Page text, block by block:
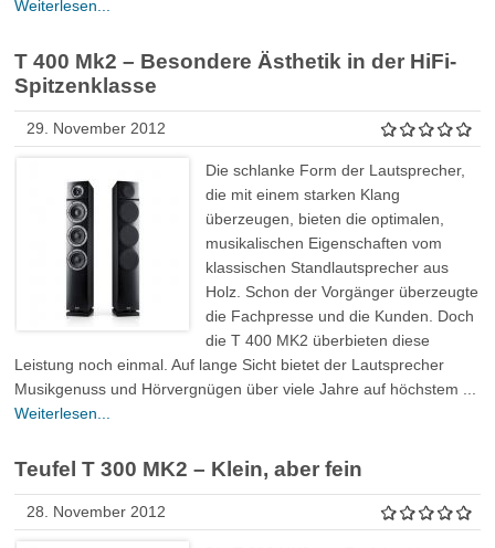
Weiterlesen...
T 400 Mk2 – Besondere Ästhetik in der HiFi-
Spitzenklasse
29. November 2012
Die schlanke Form der Lautsprecher,
die mit einem starken Klang
überzeugen, bieten die optimalen,
musikalischen Eigenschaften vom
klassischen Standlautsprecher aus
Holz. Schon der Vorgänger überzeugte
die Fachpresse und die Kunden. Doch
die T 400 MK2 überbieten diese
Leistung noch einmal. Auf lange Sicht bietet der Lautsprecher
Musikgenuss und Hörvergnügen über viele Jahre auf höchstem ...
Weiterlesen...
Teufel T 300 MK2 – Klein, aber fein
28. November 2012